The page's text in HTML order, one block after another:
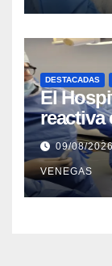
DESTACADAS
El
reactiva
09/08/2026
VENEGAS